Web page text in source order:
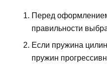
Перед
правильности
Если пружина
пружин